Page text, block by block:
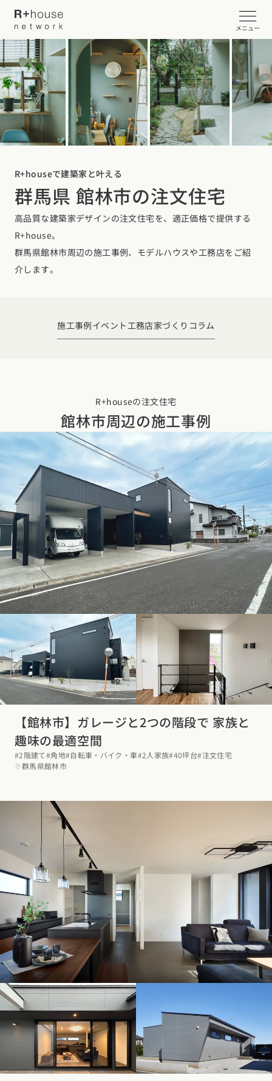
メニュー
イベント・見学会を探す
カタログ請求する
近くの工務店に相談する
R+houseについて
R+houseについて
性能
全国の工務店を探す
北海道・東北エリア
北海道
東京都神奈川県埼玉県 千葉県茨城県 栃木県 群馬県
愛知県岐阜県静岡県三重県
関西エリア
兵庫県京都府 滋賀県奈良県和歌山県
中国エリア
広島県岡山県 鳥取県島根県 山口県
四国エリア
香川県徳島県愛媛県高知県
九州・沖縄エリア
福岡県 長崎県熊本県
鹿児島県
沖縄県
施工事例
2階建て
フォトギャラリー
オーナー様の声(評価・口コミ)
設計した建築家の想い
R+houseの間取り
ルームツアー
注文住宅の基礎知識
設備・性能
お金と住まい
間取りのヒント
施工事例
スタイルのヒント
デザインのヒント
ニュースレター
デザインコンテスト
北海道・東北エリア
北海道青森県岩手県宮城県秋田県山形県福島県
関東エリア
東京都神奈川県 千葉県茨城県 群馬県
甲信越・北陸エリア
新潟県富山県 山梨県長野県
東海エリア
愛知県岐阜県静岡県三重県
関西エリア
大阪府兵庫県京都府滋賀県奈良県
中国エリア
広島県岡山県鳥取県島根県山口県
四国エリア
香川県徳島県愛媛県
福岡県佐賀県長崎県熊本県大分県宮崎県鹿児島県
沖縄県
チェックポイントがわかる！
家づくり３つのお役立ちツール
R+houseで建築家と叶える
群馬県 館林市の注文住宅
高品質な建築家デザインの注文住宅を、適正価格で提供する
R+house。
群馬県館林市周辺の施工事例、モデルハウスや工務店をご紹
介します。
施工事例イベント工務店家づくりコラム
R+houseの注文住宅
館林市周辺の施工事例
【館林市】ガレージと2つの階段で 家族と
趣味の最適空間
#2階建て#角地#自転車・バイク・車#2人家族#40坪台#注文住宅
群馬県館林市